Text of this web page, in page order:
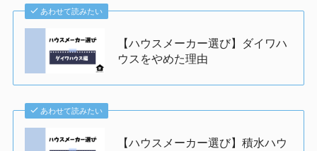
あわせて読みたい
【ハウスメーカー選び】ダイワハ
ウスをやめた理由
あわせて読みたい
【ハウスメーカー選び】積水ハウ